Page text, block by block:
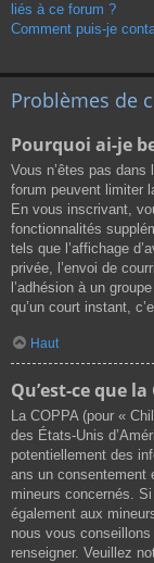
liés à ce forum ?
Comment puis-je
Problèmes de
Pourquoi ai-je
Vous n’êtes pas
forum peuvent limiter
En vous inscrivant,
fonctionnalités
tels que l’affichage
privée, l’envoi de
l’adhésion à un
qu’un court instant,
Haut
Qu’est-ce que la
La COPPA (pour «
des États-Unis
potentiellement des
ans un consentement
mineurs concernés.
également aux
nous vous
renseigner. Veuillez